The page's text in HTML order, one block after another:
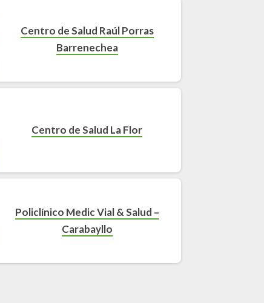
Centro de Salud Raúl Porras
Barrenechea
Centro de Salud La Flor
Policlínico Medic Vial & Salud –
Carabayllo